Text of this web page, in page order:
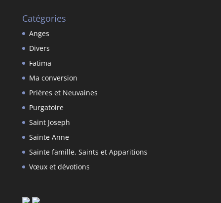
Catégories
Anges
Divers
Fatima
Ma conversion
Prières et Neuvaines
Purgatoire
Saint Joseph
Sainte Anne
Sainte famille, Saints et Apparitions
Vœux et dévotions